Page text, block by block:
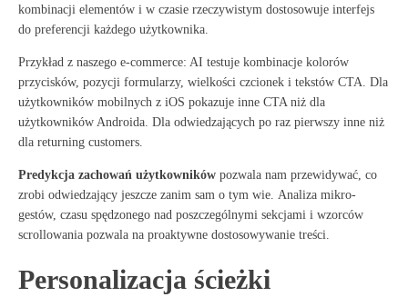
kombinacji elementów i w czasie rzeczywistym dostosowuje interfejs
do preferencji każdego użytkownika.
Przykład z naszego e-commerce: AI testuje kombinacje kolorów
przycisków, pozycji formularzy, wielkości czcionek i tekstów CTA. Dla
użytkowników mobilnych z iOS pokazuje inne CTA niż dla
użytkowników Androida. Dla odwiedzających po raz pierwszy inne niż
dla returning customers.
Predykcja zachowań użytkowników pozwala nam przewidywać, co
zrobi odwiedzający jeszcze zanim sam o tym wie. Analiza mikro-
gestów, czasu spędzonego nad poszczególnymi sekcjami i wzorców
scrollowania pozwala na proaktywne dostosowywanie treści.
Personalizacja ścieżki